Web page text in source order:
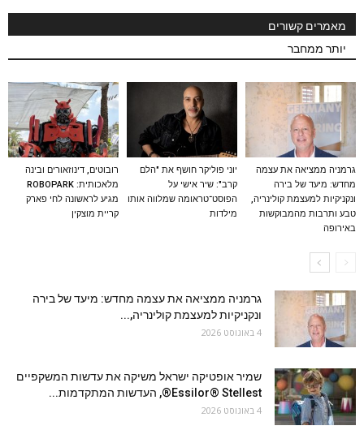
מאמרים קשורים
יותר ממחבר
גרמניה ממציאה את עצמה
מחדש: מיעד של בירה
ונקניקיות למעצמת קולינריה,
טבע ותרבות מהמבוקשות
באירופה
יוני פוליקר חושף את "הלם
קרב": שיר אישי על
הפוסט־טראומה שמלווה אותו
מילדות
רובוטים, דינוזאורים ובינה
מלאכותית: ROBOPARK
מגיע לראשונה לחי פארק
קריית מוצקין
גרמניה ממציאה את עצמה מחדש: מיעד של בירה
ונקניקיות למעצמת קולינריה,...
4 באוגוסט 2026
שמיר אופטיקה ישראל משיקה את עדשות המשקפיים
Essilor® Stellest®, העדשות המתקדמות...
4 באוגוסט 2026